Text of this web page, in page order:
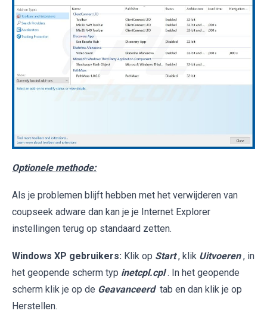
Optionele methode:
Als je problemen blijft hebben met het verwijderen van
coupseek adware dan kan je je Internet Explorer
instellingen terug op standaard zetten.
Windows XP gebruikers: Klik op Start , klik Uitvoeren , in
het geopende scherm typ inetcpl.cpl . In het geopende
scherm klik je op de Geavanceerd tab en dan klik je op
Herstellen.